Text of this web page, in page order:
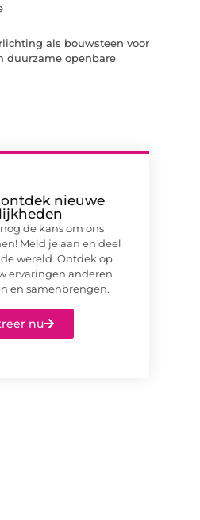
als bouwsteen voor
duurzame openbare
nieuwe
de kans om ons
Meld je aan en deel
wereld. Ontdek op
ervaringen anderen
en samenbrengen.
nu